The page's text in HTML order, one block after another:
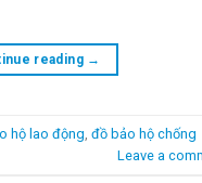
reading →
hộ lao động đồ bảo hộ chống
Leave a